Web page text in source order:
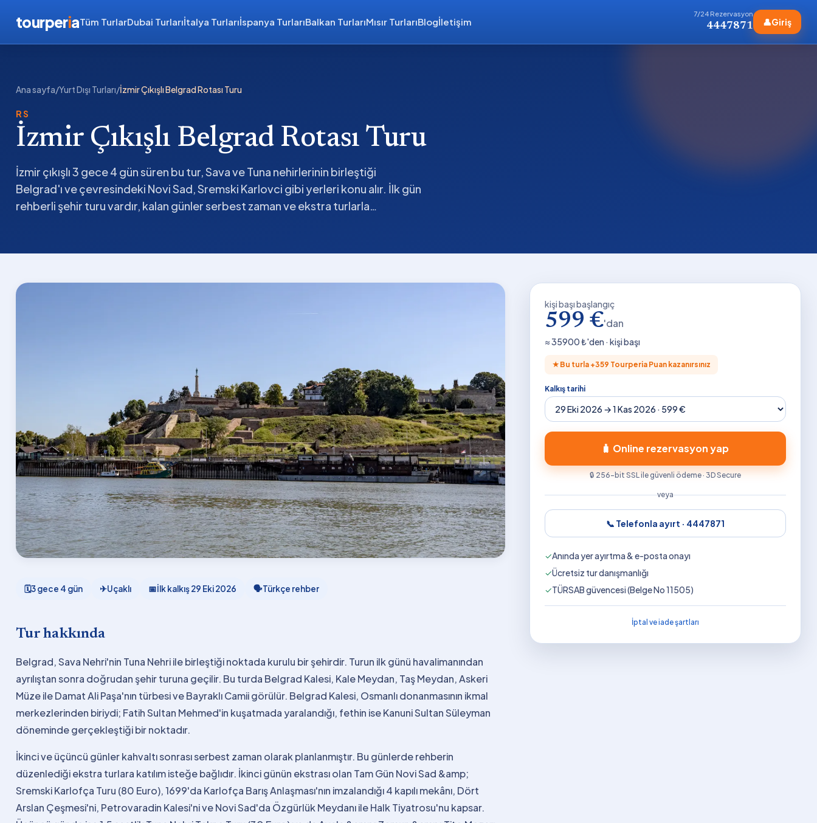
tourperiaTüm TurlarDubai Turlarıİtalya Turlarıİspanya TurlarıBalkan TurlarıMısır TurlarıBlogİletişim
7/24 Rezervasyon
4447871 👤Giriş
Ana sayfa/Yurt Dışı Turları/İzmir Çıkışlı Belgrad Rotası Turu
RS
İzmir Çıkışlı Belgrad Rotası Turu
İzmir çıkışlı 3 gece 4 gün süren bu tur, Sava ve Tuna nehirlerinin birleştiği
Belgrad'ı ve çevresindeki Novi Sad, Sremski Karlovci gibi yerleri konu alır. İlk gün
rehberli şehir turu vardır, kalan günler serbest zaman ve ekstra turlarla…
🗓3 gece 4 gün ✈Uçaklı 📅İlk kalkış29 Eki 2026 🗣Türkçe rehber
Tur hakkında
Belgrad, Sava Nehri'nin Tuna Nehri ile birleştiği noktada kurulu bir şehirdir. Turun ilk günü havalimanından
ayrılıştan sonra doğrudan şehir turuna geçilir. Bu turda Belgrad Kalesi, Kale Meydan, Taş Meydan, Askeri
Müze ile Damat Ali Paşa'nın türbesi ve Bayraklı Camii görülür. Belgrad Kalesi, Osmanlı donanmasının ikmal
merkezlerinden biriydi; Fatih Sultan Mehmed'in kuşatmada yaralandığı, fethin ise Kanuni Sultan Süleyman
döneminde gerçekleştiği bir noktadır.
İkinci ve üçüncü günler kahvaltı sonrası serbest zaman olarak planlanmıştır. Bu günlerde rehberin
düzenlediği ekstra turlara katılım isteğe bağlıdır. İkinci günün ekstrası olan Tam Gün Novi Sad &amp;
Sremski Karlofça Turu (80 Euro), 1699'da Karlofça Barış Anlaşması'nın imzalandığı 4 kapılı mekânı, Dört
Arslan Çeşmesi'ni, Petrovaradin Kalesi'ni ve Novi Sad'da Özgürlük Meydanı ile Halk Tiyatrosu'nu kapsar.
kişi başı başlangıç
599 €'dan
≈35900₺'den · kişi başı
★ Bu turla +359 Tourperia Puan kazanırsınız
Kalkış tarihi
🧳 Online rezervasyon yap
🔒 256-bit SSL ile güvenli ödeme · 3D Secure
veya
📞 Telefonla ayırt · 4447871
✓Anında yer ayırtma & e-posta onayı
✓Ücretsiz tur danışmanlığı
✓TÜRSAB güvencesi (Belge No 11505)
İptal ve iade şartları